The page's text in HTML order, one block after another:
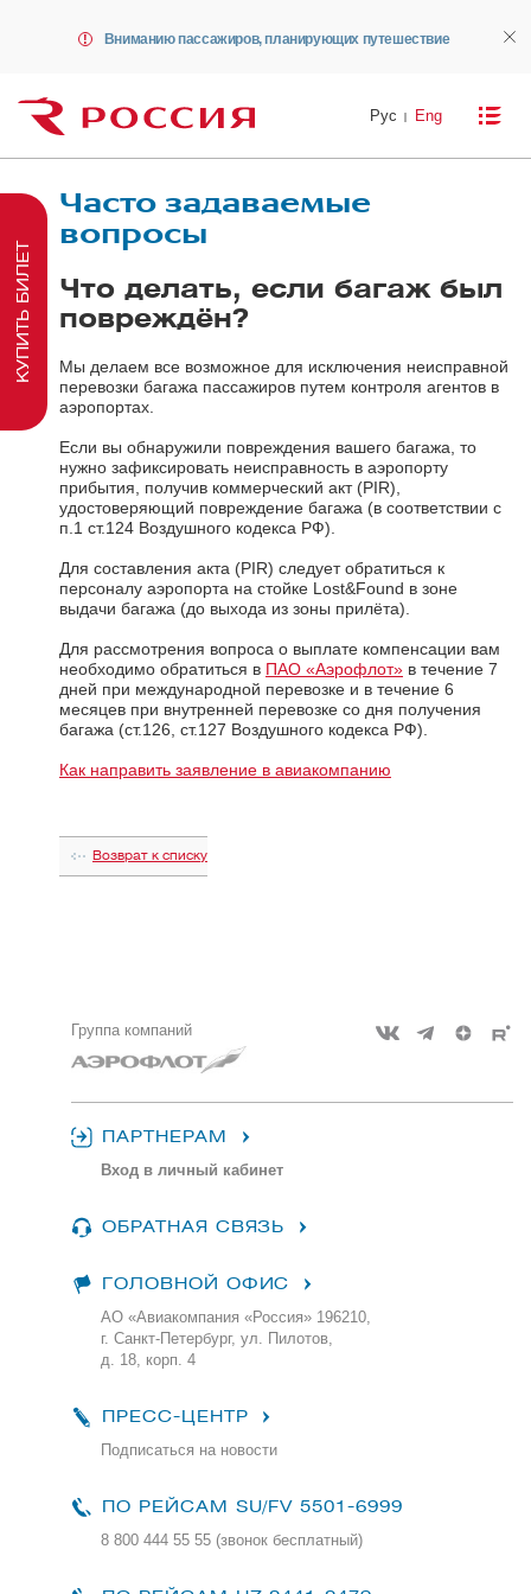
Вниманию пассажиров, планирующих путешествие
Рус Eng
Часто задаваемые
вопросы
Что делать, если багаж был
повреждён?
Мы делаем все возможное для исключения неисправной
перевозки багажа пассажиров путем контроля агентов в
аэропортах.
Если вы обнаружили повреждения вашего багажа, то
нужно зафиксировать неисправность в аэропорту
прибытия, получив коммерческий акт (PIR),
удостоверяющий повреждение багажа (в соответствии с
п.1 ст.124 Воздушного кодекса РФ).
Для составления акта (PIR) следует обратиться к
персоналу аэропорта на стойке Lost&Found в зоне
выдачи багажа (до выхода из зоны прилёта).
Для рассмотрения вопроса о выплате компенсации вам
необходимо обратиться в ПАО «Аэрофлот» в течение 7
дней при международной перевозке и в течение 6
месяцев при внутренней перевозке со дня получения
багажа (ст.126, ст.127 Воздушного кодекса РФ).
Как направить заявление в авиакомпанию
Возврат к списку
Группа компаний
ПАРТНЕРАМ
Вход в личный кабинет
ОБРАТНАЯ СВЯЗЬ
ГОЛОВНОЙ ОФИС
АО «Авиакомпания «Россия» 196210,
г. Санкт-Петербург, ул. Пилотов,
д. 18, корп. 4
ПРЕСС-ЦЕНТР
Подписаться на новости
ПО РЕЙСАМ SU/FV 5501-6999
8 800 444 55 55 (звонок бесплатный)
КУПИТЬ БИЛЕТ